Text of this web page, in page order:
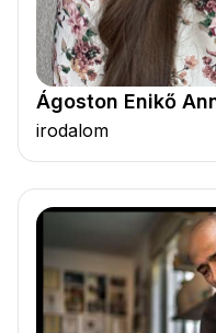
Ágoston Enikő
irodalom